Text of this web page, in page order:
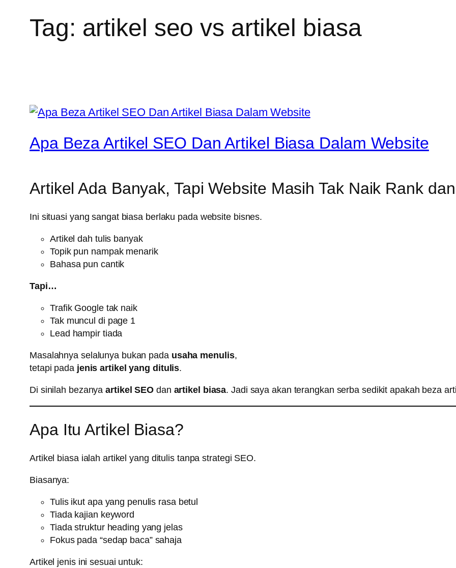
Tag: artikel seo vs artikel biasa
Apa Beza Artikel SEO Dan Artikel Biasa Dalam Website
Artikel Ada Banyak, Tapi Website Masih Tak Naik Rank
Ini situasi yang sangat biasa berlaku pada website bisnes.
Artikel dah tulis banyak
Topik pun nampak menarik
Bahasa pun cantik
Tapi…
Trafik Google tak naik
Tak muncul di page 1
Lead hampir tiada
Masalahnya selalunya bukan pada usaha menulis,
tetapi pada jenis artikel yang ditulis.
Di sinilah bezanyaartikel SEO dan artikel biasa. Jadi saya akan terangkan serba sedikit apakah beza
Apa Itu Artikel Biasa?
Artikel biasa ialah artikel yang ditulis tanpa strategi SEO.
Biasanya:
Tulis ikut apa yang penulis rasa betul
Tiada kajian keyword
Tiada struktur heading yang jelas
Fokus pada “sedap baca” sahaja
Artikel jenis ini sesuai untuk: